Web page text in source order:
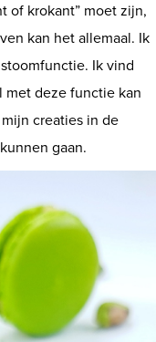
of krokant” moet zijn,
kan het allemaal. Ik
Ik vind
met deze functie kan
creaties in de
gaan.